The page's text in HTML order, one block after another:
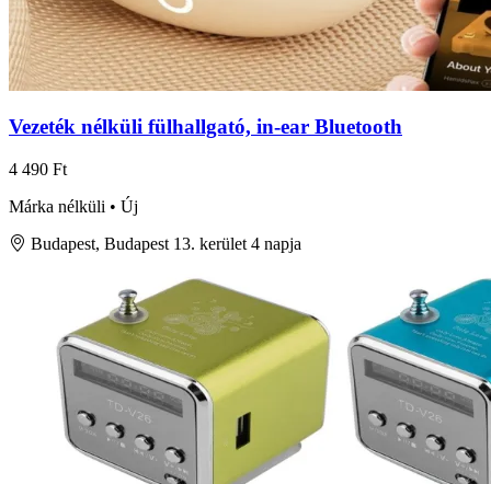
Vezeték nélküli fülhallgató, in-ear Bluetooth
4 490 Ft
Márka nélküli • Új
Budapest, Budapest 13. kerület 4 napja